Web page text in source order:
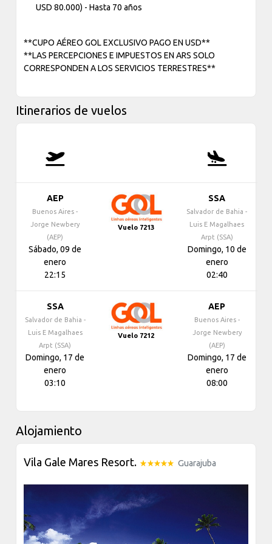
USD 80.000) - Hasta 70 años
**CUPO AÉREO GOL EXCLUSIVO PAGO EN USD**
**LAS PERCEPCIONES E IMPUESTOS EN ARS SOLO
CORRESPONDEN A LOS SERVICIOS TERRESTRES**
Itinerarios de vuelos
AEP
Buenos Aires -
Jorge Newbery
(AEP)
Sábado, 09 de
enero
22:15
Vuelo 7213
SSA
Salvador de Bahia -
Luis E Magalhaes
Arpt (SSA)
Domingo, 10 de
enero
02:40
SSA
Salvador de Bahia -
Luis E Magalhaes
Arpt (SSA)
Domingo, 17 de
enero
03:10
Vuelo 7212
AEP
Buenos Aires -
Jorge Newbery
(AEP)
Domingo, 17 de
enero
08:00
Alojamiento
Vila Gale Mares Resort. Guarajuba